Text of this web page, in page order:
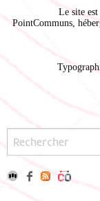
Le site
PointCommuns ,